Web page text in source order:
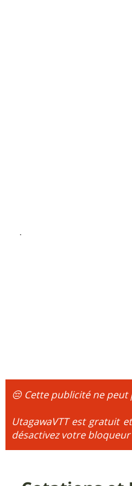
😔 Cette publicité ne peut
UtagawaVTT est gratuit
désactivez votre